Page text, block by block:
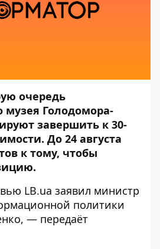
очередь
музея Голодомора-
завершить к 30-
До 24 августа
к тому, чтобы
LB.ua заявил министр
политики
— передаёт